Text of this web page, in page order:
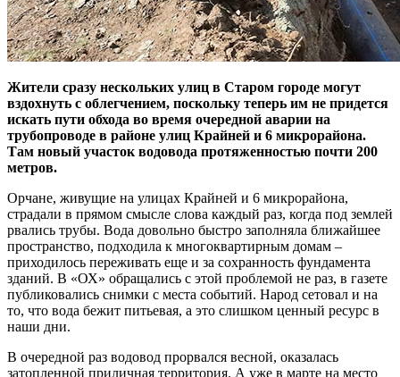
Жители сразу нескольких улиц в Старом городе могут
вздохнуть с облегчением, поскольку теперь им не придется
искать пути обхода во время очередной аварии на
трубопроводе в районе улиц Крайней и 6 микрорайона.
Там новый участок водовода протяженностью почти 200
метров.
Орчане, живущие на улицах Крайней и 6 микрорайона,
страдали в прямом смысле слова каждый раз, когда под землей
рвались трубы. Вода довольно быстро заполняла ближайшее
пространство, подходила к многоквартирным домам –
приходилось переживать еще и за сохранность фундамента
зданий. В «ОХ» обращались с этой проблемой не раз, в газете
публиковались снимки с места событий. Народ сетовал и на
то, что вода бежит питьевая, а это слишком ценный ресурс в
наши дни.
В очередной раз водовод прорвался весной, оказалась
затопленной приличная территория. А уже в марте на место